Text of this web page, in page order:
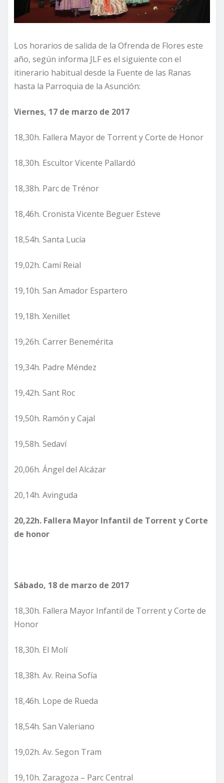
Los horarios de salida de la Ofrenda de Flores este
año, según informa JLF es el siguiente con el
itinerario habitual desde la Fuente de las Ranas
hasta la Parroquia de la Asunción:
Viernes, 17 de marzo de 2017
18,30h. Fallera Mayor de Torrent y Corte de Honor
18,30h. Escultor Vicente Pallardó
18,38h. Parc de Trénor
18,46h. Cronista Vicente Beguer Esteve
18,54h. Santa Lucía
19,02h. Camí Reial
19,10h. San Amador Espartero
19,18h. Xenillet
19,26h. Carrer Benemérita
19,34h. Padre Méndez
19,42h. Sant Roc
19,50h. Ramón y Cajal
19,58h. Sedaví
20,06h. Ángel del Alcázar
20,14h. Avinguda
20,22h. Fallera Mayor Infantil de Torrent y Corte
de honor
Sábado, 18 de marzo de 2017
18,30h. Fallera Mayor Infantil de Torrent y Corte de
Honor
18,30h. El Molí
18,38h. Av. Reina Sofía
18,46h. Lope de Rueda
18,54h. San Valeriano
19,02h. Av. Segon Tram
19,10h. Zaragoza – Parc Central